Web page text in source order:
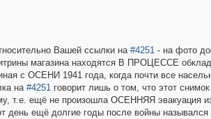
Вашей ссылки на#4251- на фото
магазина находятся В ПРОЦЕССЕ
с ОСЕНИ 1941 года, когда почти все
на #4251говорит лишь о том, что этот
т.е. ещё не произошла ОСЕННЯЯ эвакуация
день ещё долгие годы после войны